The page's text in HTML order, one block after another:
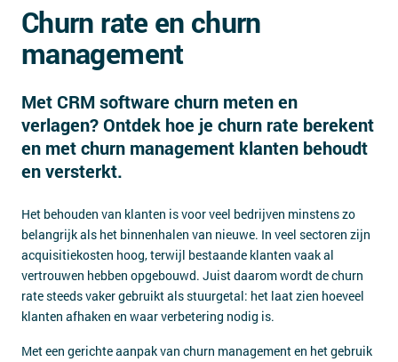
CRM vacatures
Contact
Churn rate en churn
management
Met CRM software churn meten en
verlagen? Ontdek hoe je churn rate berekent
en met churn management klanten behoudt
en versterkt.
Het behouden van klanten is voor veel bedrijven minstens zo
belangrijk als het binnenhalen van nieuwe. In veel sectoren zijn
acquisitiekosten hoog, terwijl bestaande klanten vaak al
vertrouwen hebben opgebouwd. Juist daarom wordt de churn
rate steeds vaker gebruikt als stuurgetal: het laat zien hoeveel
klanten afhaken en waar verbetering nodig is.
Met een gerichte aanpak van churn management en het gebruik